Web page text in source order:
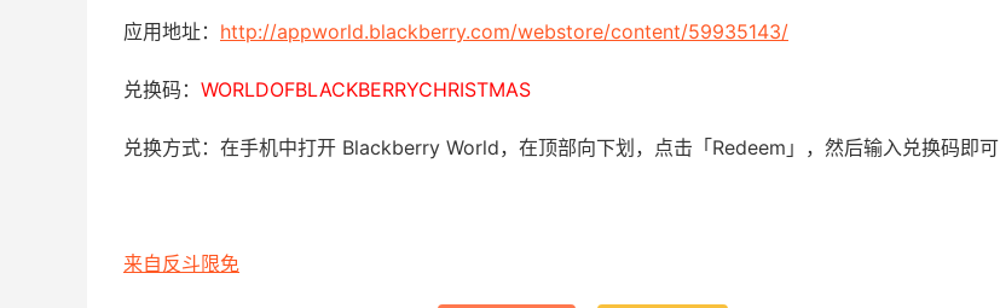
应用地址： http://appworld.blackberry.com/webstore/content/59935143/
兑换码： WORLDOFBLACKBERRYCHRISTMAS
兑换方式：在手机中打开 Blackberry World，在顶部向下划，点击「Redeem」，然后输入兑换码即可
来自反斗限免